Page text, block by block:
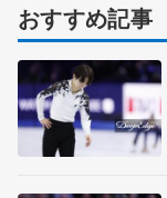
おすすめ記事